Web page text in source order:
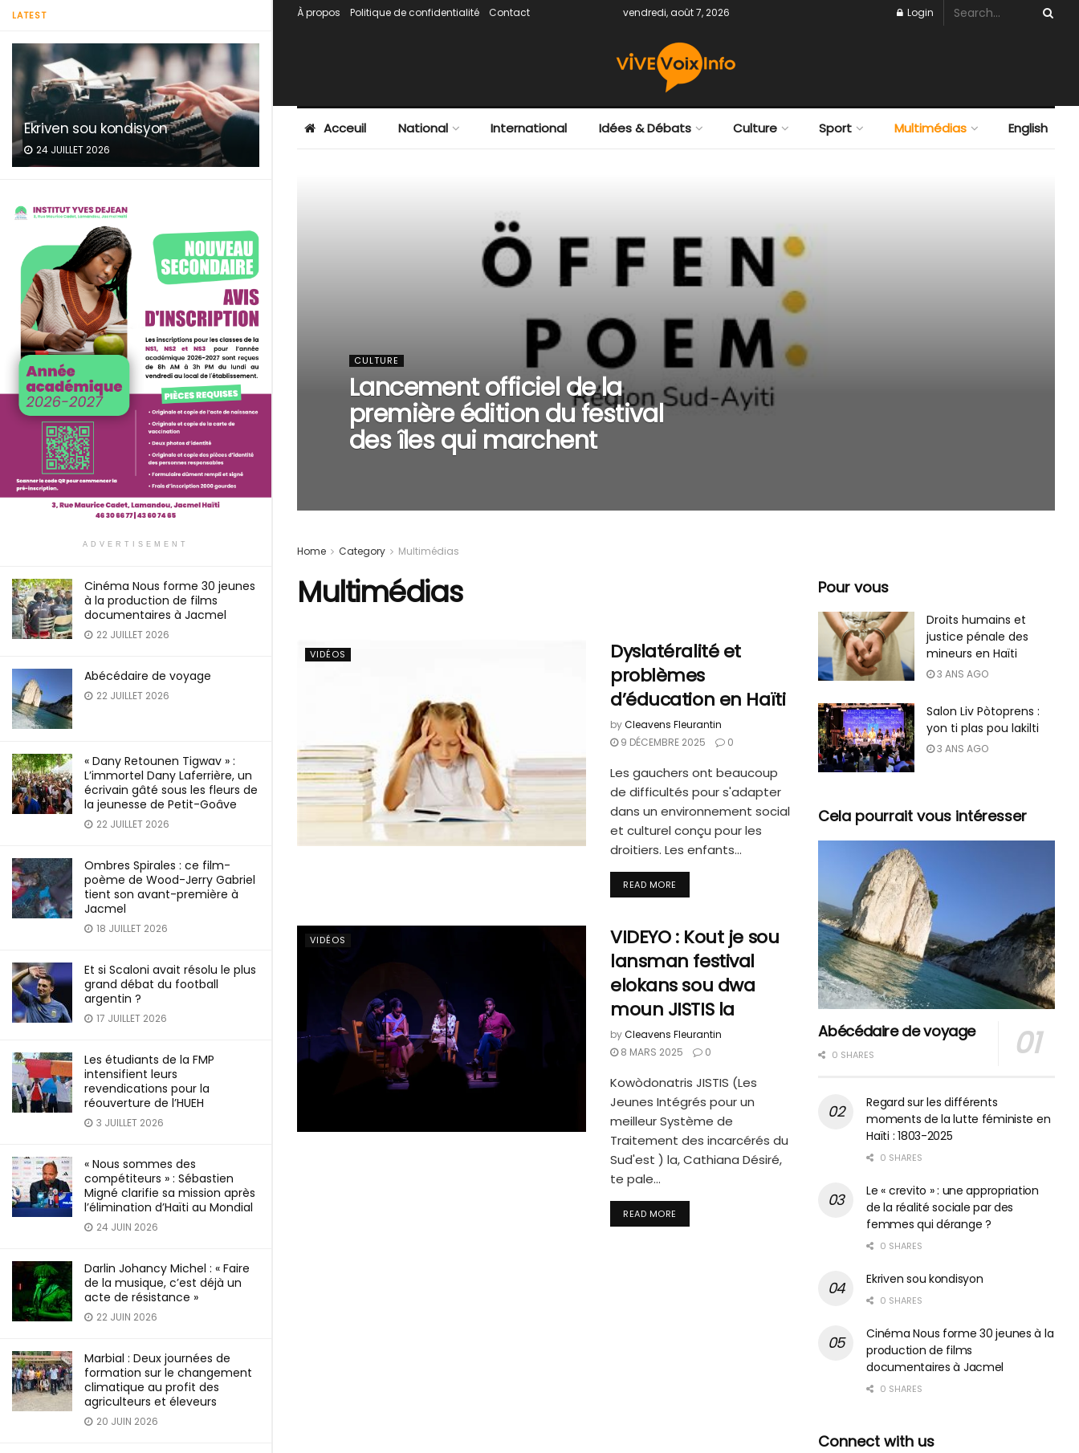
LATEST
Ekriven sou kondisyon
24 JUILLET 2026
ADVERTISEMENT
Cinéma Nous forme 30 jeunes
à la production de films
documentaires à Jacmel
22 JUILLET 2026
Abécédaire de voyage
22 JUILLET 2026
« Dany Retounen Tigwav » :
L’immortel Dany Laferrière, un
écrivain gâté sous les fleurs de
la jeunesse de Petit-Goâve
22 JUILLET 2026
Ombres Spirales : ce film-
poème de Wood-Jerry Gabriel
tient son avant-première à
Jacmel
18 JUILLET 2026
Et si Scaloni avait résolu le plus
grand débat du football
argentin ?
17 JUILLET 2026
Les étudiants de la FMP
intensifient leurs
revendications pour la
réouverture de l’HUEH
3 JUILLET 2026
« Nous sommes des
compétiteurs » : Sébastien
Migné clarifie sa mission après
l’élimination d’Haïti au Mondial
24 JUIN 2026
Darlin Johancy Michel : « Faire
de la musique, c’est déjà un
acte de résistance »
22 JUIN 2026
Marbial : Deux journées de
formation sur le changement
climatique au profit des
agriculteurs et éleveurs
20 JUIN 2026
À propos Politique de confidentialité Contact vendredi, août 7, 2026 Login
Acceuil National International Idées & Débats Culture Sport Multimédias English
CULTURE
Lancement officiel de la
première édition du festival
des îles qui marchent
Home Category Multimédias
Multimédias
VIDÉOS
Dyslatéralité et
problèmes
d’éducation en Haïti
byCleavens Fleurantin
9 DÉCEMBRE 2025
0
Les gauchers ont beaucoup
de difficultés pour s'adapter
dans un environnement social
et culturel conçu pour les
droitiers. Les enfants...
READ MORE
VIDÉOS
VIDEYO : Kout je sou
lansman festival
elokans sou dwa
moun JISTIS la
byCleavens Fleurantin
8 MARS 2025
0
Kowòdonatris JISTIS (Les
Jeunes Intégrés pour un
meilleur Système de
Traitement des incarcérés du
Sud'est ) la, Cathiana Désiré,
te pale...
READ MORE
Pour vous
Droits humains et
justice pénale des
mineurs en Haïti
3 ANS AGO
Salon Liv Pòtoprens :
yon ti plas pou lakilti
3 ANS AGO
Cela pourrait vous intéresser
Abécédaire de voyage
0 SHARES
Regard sur les différents
moments de la lutte féministe en
Haïti : 1803-2025
0 SHARES
Le « crevito » : une appropriation
de la réalité sociale par des
femmes qui dérange ?
0 SHARES
Ekriven sou kondisyon
0 SHARES
Cinéma Nous forme 30 jeunes à la
production de films
documentaires à Jacmel
0 SHARES
Connect with us